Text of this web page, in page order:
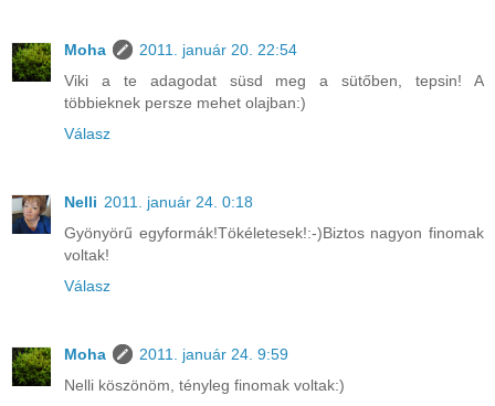
Moha
2011. január 20. 22:54
Viki a te adagodat süsd meg a sütőben, tepsin! A
többieknek persze mehet olajban:)
Válasz
Nelli 2011. január 24. 0:18
Gyönyörű egyformák!Tökéletesek!:-)Biztos nagyon finomak
voltak!
Válasz
Moha
2011. január 24. 9:59
Nelli köszönöm, tényleg finomak voltak:)